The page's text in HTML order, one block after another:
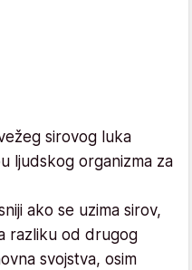
sirovog luka
ljudskog organizma za
ako se uzima sirov,
razliku od drugog
svojstva, osim